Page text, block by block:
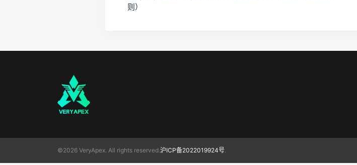
则）
©2026 VeryApex. All rights reserved.沪ICP备2022019924号.